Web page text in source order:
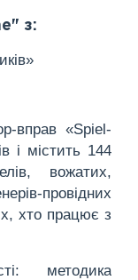
з:
вправ «Spiel-
і містить 144
вожатих,
провідних
хто працює з
методика